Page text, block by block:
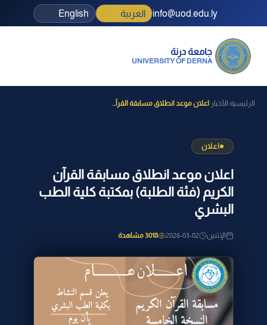
info@uod.edu.ly العربية English
جامعة درنة
UNIVERSITY OF DERNA
الرئيسية› الأخبار ›اعلان موعد انطلاق مسابقة القرآ...
اعلان
اعلان موعد انطلاق مسابقة القرآن
الكريم (فئة الطلبة) بمكتبة كلية الطب
البشري
الإثنين 2026-03-02 3018 مشاهدة